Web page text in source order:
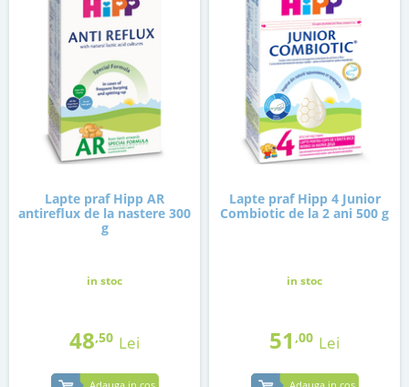
Lapte praf Hipp AR
antireflux de la nastere 300
g
in stoc
48,50 Lei
Lapte praf Hipp 4 Junior
Combiotic de la 2 ani 500 g
in stoc
51 ,00 Lei